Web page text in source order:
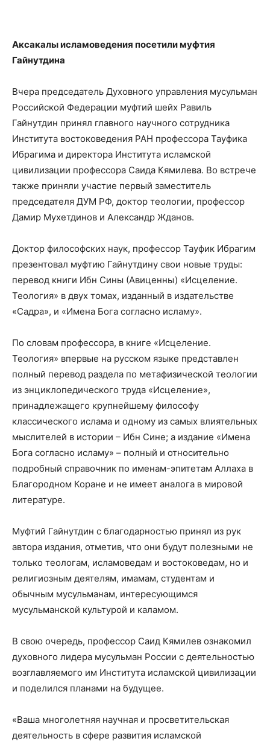
Аксакалы исламоведения посетили муфтия
Гайнутдина
Вчера председатель Духовного управления мусульман
Российской Федерации муфтий шейх Равиль
Гайнутдин принял главного научного сотрудника
Института востоковедения РАН профессора Тауфика
Ибрагима и директора Института исламской
цивилизации профессора Саида Кямилева. Во встрече
также приняли участие первый заместитель
председателя ДУМ РФ, доктор теологии, профессор
Дамир Мухетдинов и Александр Жданов.
Доктор философских наук, профессор Тауфик Ибрагим
презентовал муфтию Гайнутдину свои новые труды:
перевод книги Ибн Сины (Авиценны) «Исцеление.
Теология» в двух томах, изданный в издательстве
«Садра», и «Имена Бога согласно исламу».
По словам профессора, в книге «Исцеление.
Теология» впервые на русском языке представлен
полный перевод раздела по метафизической теологии
из энциклопедического труда «Исцеление»,
принадлежащего крупнейшему философу
классического ислама и одному из самых влиятельных
мыслителей в истории – Ибн Сине; а издание «Имена
Бога согласно исламу» – полный и относительно
подробный справочник по именам-эпитетам Аллаха в
Благородном Коране и не имеет аналога в мировой
литературе.
Муфтий Гайнутдин с благодарностью принял из рук
автора издания, отметив, что они будут полезными не
только теологам, исламоведам и востоковедам, но и
религиозным деятелям, имамам, студентам и
обычным мусульманам, интересующимся
мусульманской культурой и каламом.
В свою очередь, профессор Саид Кямилев ознакомил
духовного лидера мусульман России с деятельностью
возглавляемого им Института исламской цивилизации
и поделился планами на будущее.
«Ваша многолетняя научная и просветительская
деятельность в сфере развития исламской